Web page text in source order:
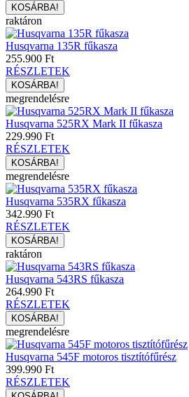
raktáron
Husqvarna 135R fűkasza
255.900 Ft
RÉSZLETEK
megrendelésre
Husqvarna 525RX Mark II fűkasza
229.990 Ft
RÉSZLETEK
megrendelésre
Husqvarna 535RX fűkasza
342.990 Ft
RÉSZLETEK
raktáron
Husqvarna 543RS fűkasza
264.990 Ft
RÉSZLETEK
megrendelésre
Husqvarna 545F motoros tisztítófűrész
399.990 Ft
RÉSZLETEK